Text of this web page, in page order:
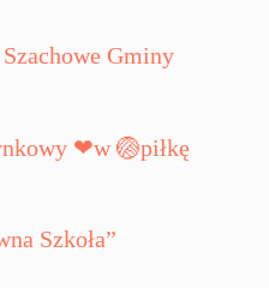
Gminy
❤w 🏐piłkę
Szkoła”